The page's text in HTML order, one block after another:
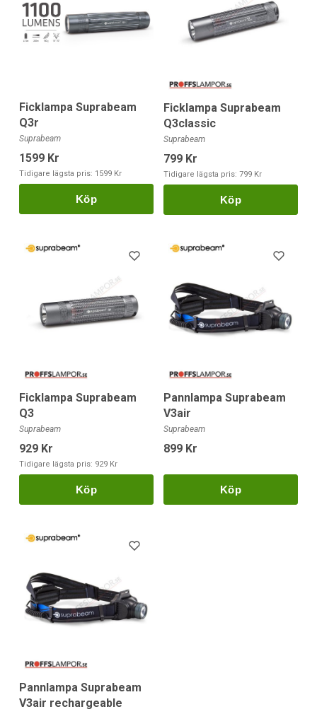
Ficklampa Suprabeam
Q3r
Suprabeam
1599 Kr
Tidigare lägsta pris: 1599 Kr
Köp
Ficklampa Suprabeam
Q3classic
Suprabeam
799 Kr
Tidigare lägsta pris: 799 Kr
Köp
Ficklampa Suprabeam
Q3
Suprabeam
929 Kr
Tidigare lägsta pris: 929 Kr
Köp
Pannlampa Suprabeam
V3air
Suprabeam
899 Kr
Köp
Pannlampa Suprabeam
V3air rechargeable